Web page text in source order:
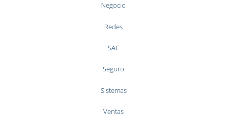
Negocio
Redes
SAC
Seguro
Sistemas
Ventas